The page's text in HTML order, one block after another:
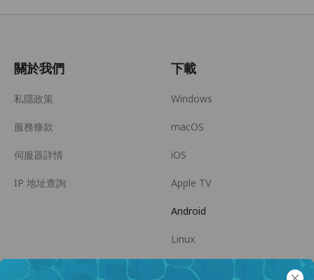
關於我們
私隱政策
服務條款
伺服器詳情
IP 地址查詢
下載
Windows
macOS
iOS
Apple TV
Android
Linux
Android TV